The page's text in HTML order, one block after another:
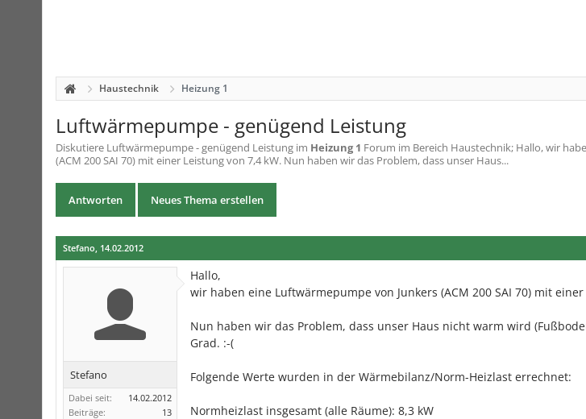
Haustechnik Heizung 1
Luftwärmepumpe - genügend Leistung
Diskutiere Luftwärmepumpe - genügend Leistung im Heizung 1 Forum im Bereich Haustechnik; Hallo, wir
(ACM 200 SAI 70) mit einer Leistung von 7,4 kW. Nun haben wir das Problem, dass unser Haus...
Antworten Neues Thema erstellen
Stefano, 14.02.2012
Stefano
Dabei seit:
14.02.2012
Beiträge:
13
Hallo,
wir haben eine Luftwärmepumpe von Junkers (ACM 200 SAI 70) mit
Nun haben wir das Problem, dass unser Haus nicht warm wird
Grad. :-(
Folgende Werte wurden in der Wärmebilanz/Norm-Heizlast errechnet:
Normheizlast insgesamt (alle Räume): 8,3 kW